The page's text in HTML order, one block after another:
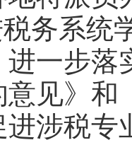
务系统
一步落
见》和
进涉税